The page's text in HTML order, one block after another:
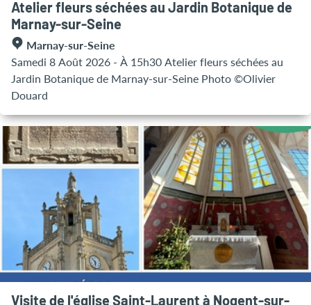
Atelier fleurs séchées au Jardin Botanique de
Marnay-sur-Seine
Marnay-sur-Seine
Samedi 8 Août 2026 - À 15h30 Atelier fleurs séchées au
Jardin Botanique de Marnay-sur-Seine Photo ©Olivier
Douard
Visite de l'église Saint-Laurent à Nogent-sur-